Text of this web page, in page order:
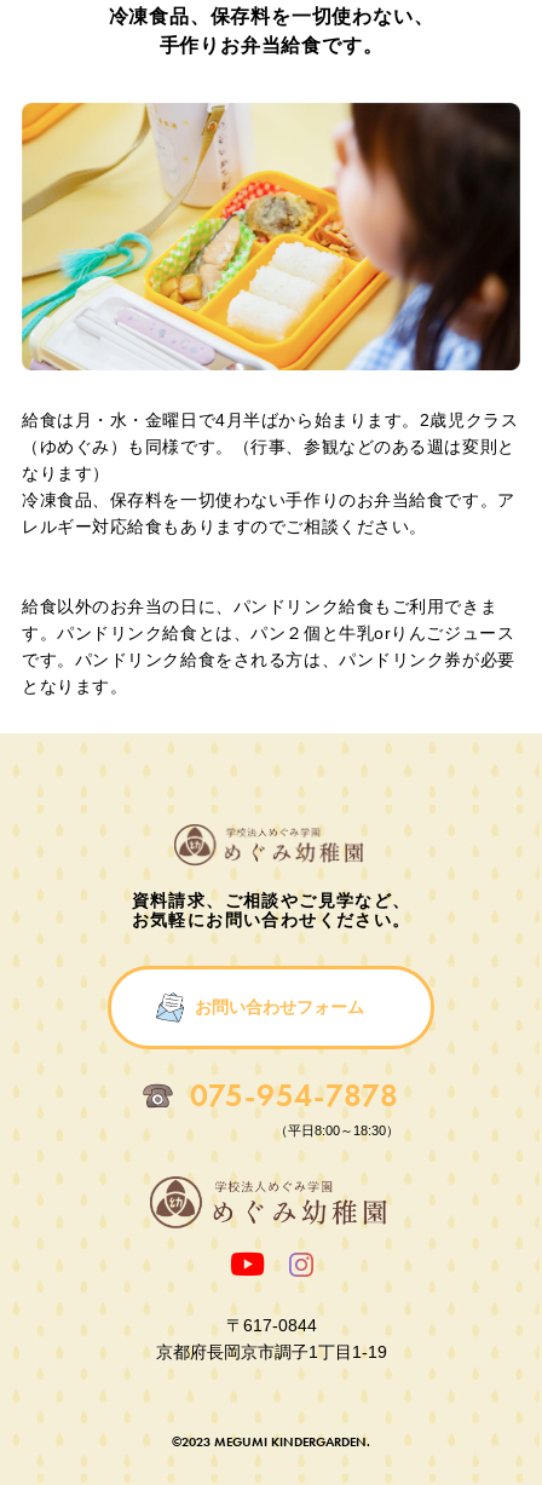
冷凍食品、保存料を一切使わない、
手作りお弁当給食です。
給食は月・水・金曜日で4月半ばから始まります。2歳児クラス
（ゆめぐみ）も同様です。（行事、参観などのある週は変則と
なります）
冷凍食品、保存料を一切使わない手作りのお弁当給食です。ア
レルギー対応給食もありますのでご相談ください。
給食以外のお弁当の日に、パンドリンク給食もご利用できま
す。パンドリンク給食とは、パン２個と牛乳orりんごジュース
です。パンドリンク給食をされる方は、パンドリンク券が必要
となります。
資料請求、ご相談やご見学など、
お気軽にお問い合わせください。
お問い合わせフォーム
075-954-7878
（平日8:00～18:30）
〒617-0844
京都府長岡京市調子1丁目1-19
©2023 MEGUMI KINDERGARDEN.